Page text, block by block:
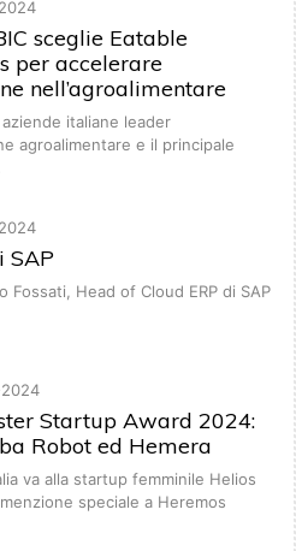
sceglie Eatable
per accelerare
nell’agroalimentare
italiane leader
agroalimentare e il principale
SAP
Fossati, Head of Cloud ERP di SAP
Startup Award 2024:
Robot ed Hemera
va alla startup femminile Helios
speciale a Heremos